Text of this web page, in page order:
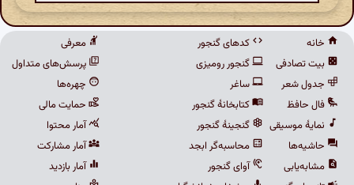
خانه
بیت تصادفی
جدول شعر
فال حافظ
نمایهٔ موسیقی
حاشیه‌ها
مشابه‌یابی
کدهای گنجور
گنجور رومیزی
ساغر
کتابخانهٔ گنجور
گنجینهٔ گنجور
محاسبه‌گر ابجد
آوای گنجور
معرفی
پرسش‌های متداول
چهره‌ها
حمایت مالی
آمار محتوا
آمار مشارکت
آمار بازدید